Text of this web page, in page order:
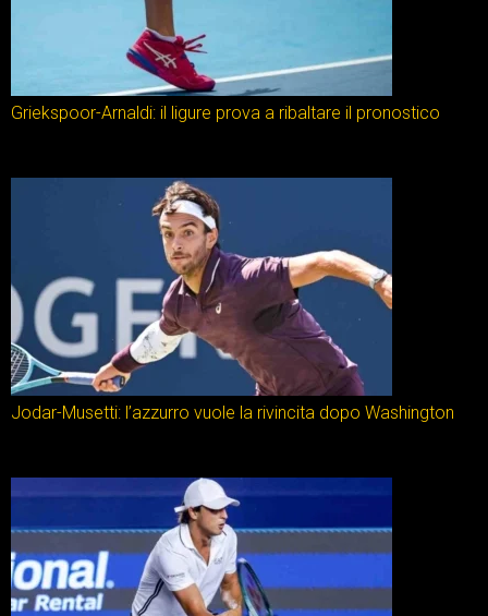
Griekspoor-Arnaldi: il ligure prova a ribaltare il pronostico
Jodar-Musetti: l’azzurro vuole la rivincita dopo Washington